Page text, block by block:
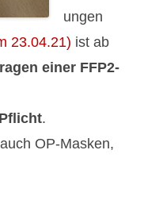
ungen
23.04.21) ist ab
einer FFP2-
.
OP-Masken,